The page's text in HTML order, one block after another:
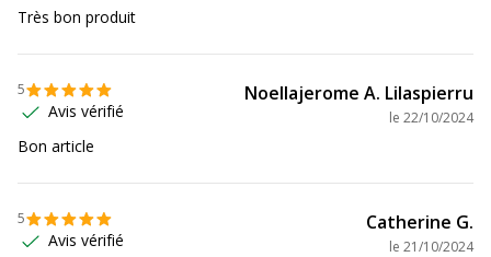
Données logistiques
Quantité emballée
Dimensions et poids
Largeur
Très bon produit
5
Avis vérifié
Noellajerome A. Lilaspierru
le 22/10/2024
Bon article
5
Avis vérifié
Catherine G.
le 21/10/2024